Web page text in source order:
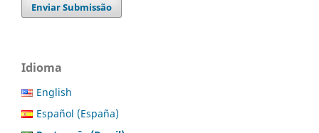
Enviar Submissão
Idioma
English
Español (España)